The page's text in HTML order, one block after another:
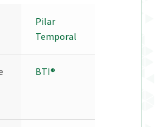
Pilar
Temporal
BTI®